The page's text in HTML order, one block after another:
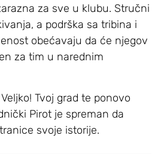
za sve u klubu. Stručni
a podrška sa tribina i
obećavaju da će njegov
za tim u narednim
Tvoj grad te ponovo
Pirot je spreman da
svoje istorije.